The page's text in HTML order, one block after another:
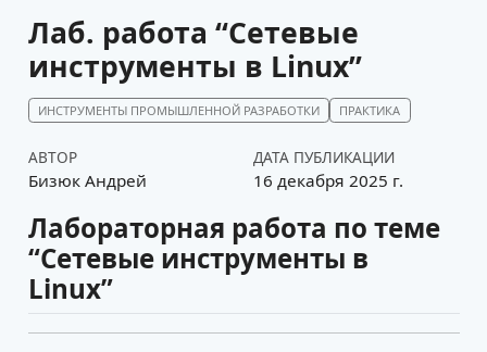
Лаб. работа “Сетевые
инструменты в Linux”
ИНСТРУМЕНТЫ ПРОМЫШЛЕННОЙ РАЗРАБОТКИ ПРАКТИКА
АВТОР
Бизюк Андрей
ДАТА ПУБЛИКАЦИИ
16 декабря 2025 г.
Лабораторная работа по теме
“Сетевые инструменты в
Linux”